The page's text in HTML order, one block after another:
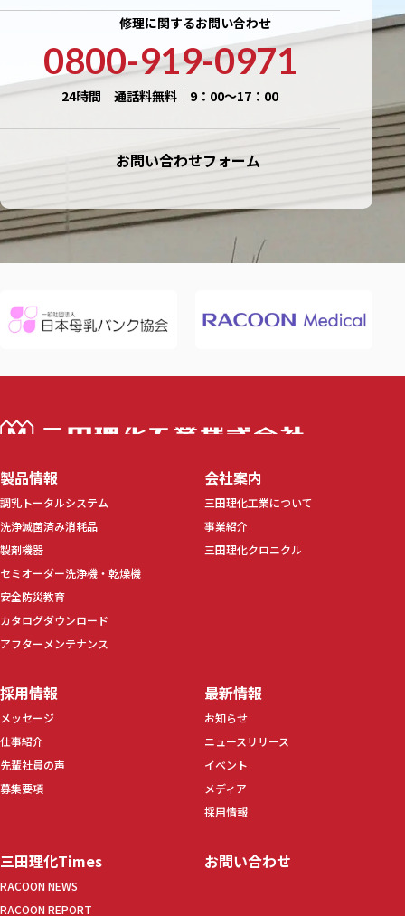
修理に関するお問い合わせ
0800-919-0971
24時間 通話料無料｜9：00〜17：00
お問い合わせフォーム
製品情報
調乳トータルシステム
洗浄滅菌済み消耗品
製剤機器
セミオーダー洗浄機・乾燥機
安全防災教育
カタログダウンロード
アフターメンテナンス
会社案内
三田理化工業について
事業紹介
三田理化クロニクル
採用情報
メッセージ
仕事紹介
先輩社員の声
募集要項
最新情報
お知らせ
ニュースリリース
イベント
メディア
採用情報
三田理化Times
RACOON NEWS
RACOON REPORT
お問い合わせ